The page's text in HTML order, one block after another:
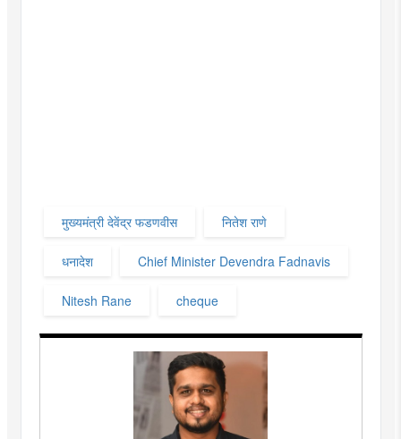
मुख्यमंत्री देवेंद्र फडणवीस नितेश राणे
धनादेश Chief Minister Devendra Fadnavis
Nitesh Rane cheque